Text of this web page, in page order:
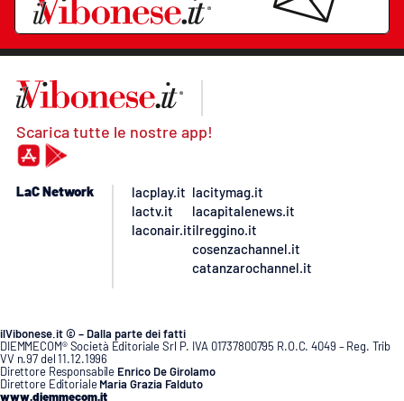
Scarica tutte le nostre app!
LaC Network
lacplay.it
lactv.it
laconair.it
lacitymag.it
lacapitalenews.it
ilreggino.it
cosenzachannel.it
catanzarochannel.it
ilVibonese.it © – Dalla parte dei fatti
DIEMMECOM® Società Editoriale Srl P. IVA 01737800795 R.O.C. 4049 – Reg. Trib
VV n.97 del 11.12.1996
Direttore Responsabile Enrico De Girolamo
Direttore Editoriale Maria Grazia Falduto
www.diemmecom.it